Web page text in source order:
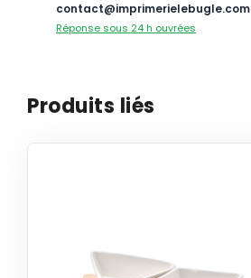
contact@imprimerielebugle.com
Réponse sous 24 h ouvrées
Produits liés